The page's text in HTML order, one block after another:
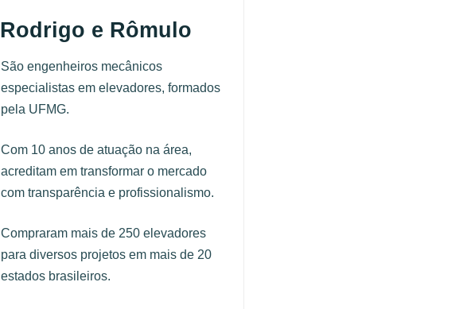
Rodrigo e Rômulo
São engenheiros mecânicos
especialistas em elevadores, formados
pela UFMG.
Com 10 anos de atuação na área,
acreditam em transformar o mercado
com transparência e profissionalismo.
Compraram mais de 250 elevadores
para diversos projetos em mais de 20
estados brasileiros.